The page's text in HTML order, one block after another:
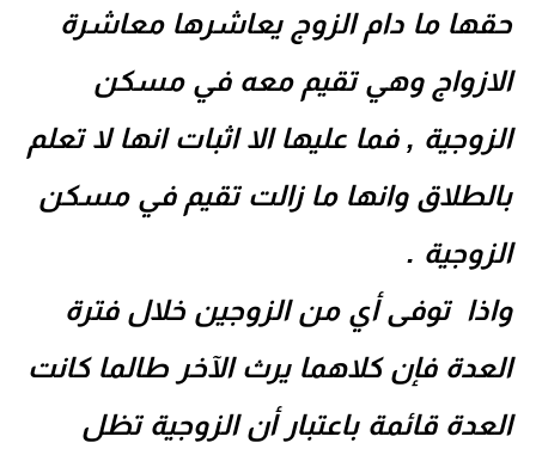
حقها ما دام الزوج يعاشرها معاشرة
الازواج وهي تقيم معه في مسكن
الزوجية , فما عليها الا اثبات انها لا تعلم
بالطلاق وانها ما زالت تقيم في مسكن
الزوجية .
واذا توفى أي من الزوجين خلالفترة
العدة فإن كلاهما يرث الآخر طالما كانت
العدة قائمة باعتبار أن الزوجية تظل